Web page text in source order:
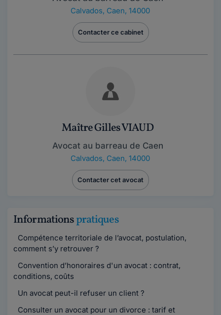
Calvados, Caen, 14000
Contacter ce cabinet
Maître Gilles VIAUD
Avocat au barreau de Caen
Calvados, Caen, 14000
Contacter cet avocat
Informationspratiques
Compétence territoriale de l’avocat, postulation,
comment s’y retrouver ?
Convention d’honoraires d'un avocat : contrat,
conditions, coûts
Un avocat peut-il refuser un client ?
Consulter un avocat pour un divorce : tarif et